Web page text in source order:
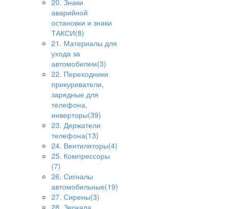
20. Знаки
аварийной
остановки и знаки
ТАКСИ(8)
21. Материалы для
ухода за
автомобилем(3)
22. Переходники
прикуриватели,
зарядные для
телефона,
инверторы(39)
23. Держатели
телефона(13)
24. Вентиляторы(4)
25. Компрессоры
(7)
26. Сигналы
автомобильные(19)
27. Сирены(3)